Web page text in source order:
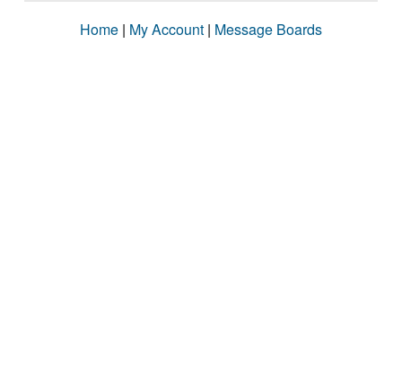
Home | My Account | Message Boards